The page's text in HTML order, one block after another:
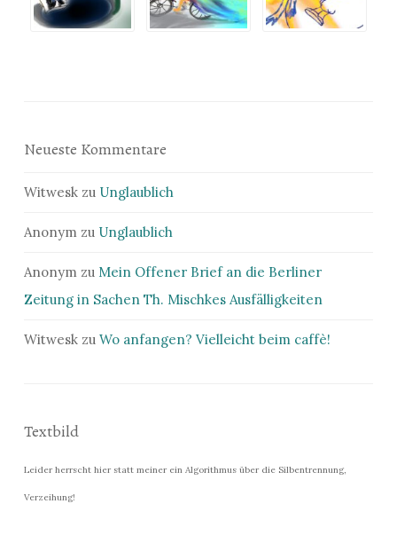
Neueste Kommentare
Witwesk zu Unglaublich
Anonym zu Unglaublich
Anonym zu Mein Offener Brief an die Berliner
Zeitung in Sachen Th. Mischkes Ausfälligkeiten
Witwesk zu Wo anfangen? Vielleicht beim caffè!
Textbild
Leider herrscht hier statt meiner ein Algorithmus über die Silbentrennung,
Verzeihung!